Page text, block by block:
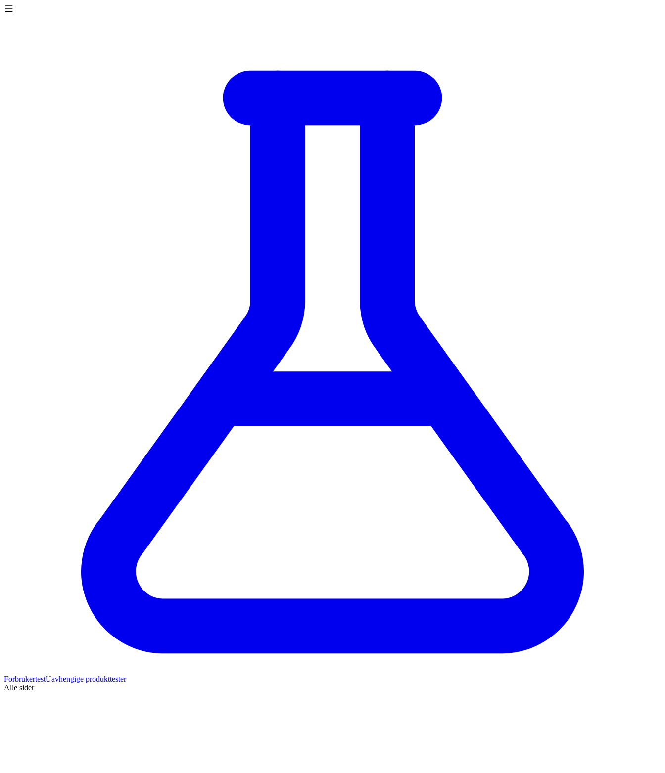
ForbrukertestUavhengige produkttester
Alle sider